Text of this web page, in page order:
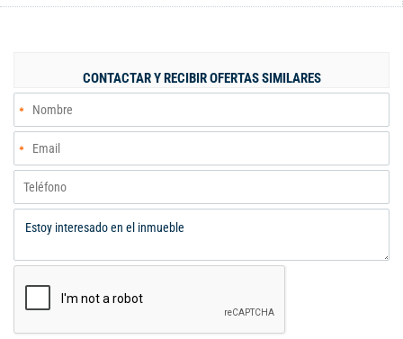
baño social y zona de aseo independiente. El segundo piso
ventilación natural. Una vivienda moderna, remodelada y lista
para habitar.
CONTACTAR Y RECIBIR OFERTAS SIMILARES